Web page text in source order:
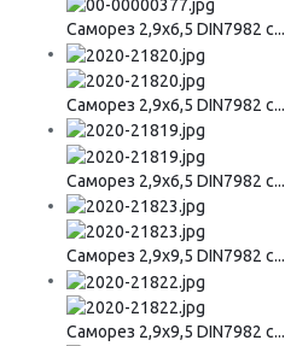
Саморез 2,9х6,5 DIN7982 с...
Саморез 2,9х6,5 DIN7982 с...
Саморез 2,9х6,5 DIN7982 с...
Саморез 2,9х9,5 DIN7982 с...
Саморез 2,9х9,5 DIN7982 с...